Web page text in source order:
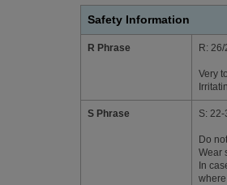
Safety Information
R Phrase R:
Very
S Phrase S:
Do
Wear
In